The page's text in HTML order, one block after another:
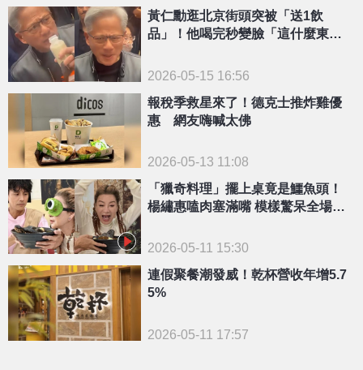
黃仁勳逛北京街頭突被「送1飲
品」！他喝完秒變臉「這什麼東西
2026-05-15 16:56
報稅季救星來了！德克士推炸雞優
惠 網友嗨喊太佛
2026-05-13 11:08
「獵奇料理」擺上桌竟是鱷魚頭！
楊繡惠嗑肉塞滿嘴 模樣驚呆全場：
2026-05-11 15:30
連假聚餐潮發威！乾杯營收年增5.7
5%
2026-05-11 17:57